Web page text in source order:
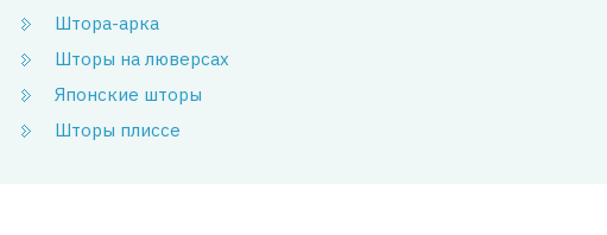
Штора-арка
Шторы на люверсах
Японские шторы
Шторы плиссе